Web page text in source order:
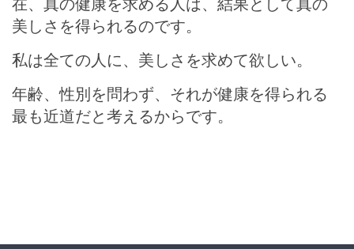
在、真の健康を求める人は、結果として真の
美しさを得られるのです。
私は全ての人に、美しさを求めて欲しい。
年齢、性別を問わず、それが健康を得られる
最も近道だと考えるからです。